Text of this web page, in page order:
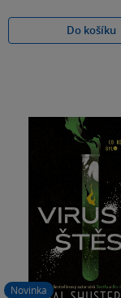
Do košíku
Novinka